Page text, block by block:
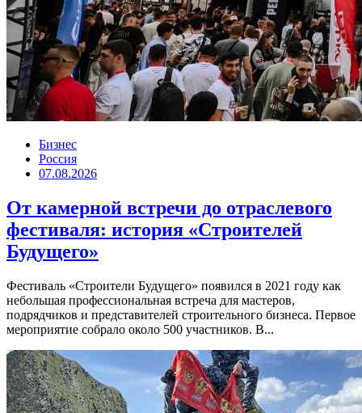
Бизнес
Россия
07.08.2026
От камерной встречи до отраслевого
фестиваля: история «Строителей
Будущего»
Фестиваль «Строители Будущего» появился в 2021 году как
небольшая профессиональная встреча для мастеров,
подрядчиков и представителей строительного бизнеса. Первое
мероприятие собрало около 500 участников. В...